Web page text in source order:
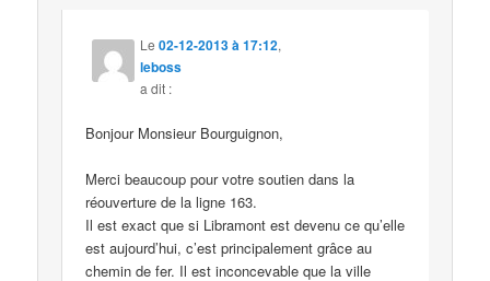
Le02-12-2013 à 17:12,
leboss
a dit :
Bonjour Monsieur Bourguignon,
Merci beaucoup pour votre soutien dans la
réouverture de la ligne 163.
Il est exact que si Libramont est devenu ce qu’elle
est aujourd’hui, c’est principalement grâce au
chemin de fer. Il est inconcevable que la ville